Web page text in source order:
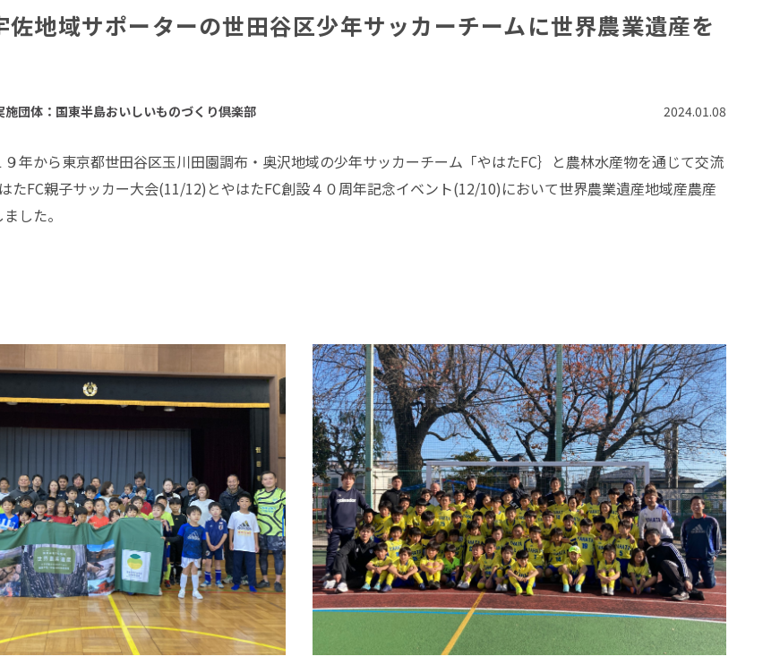
佐地域サポーターの世田谷区少年サッカーチームに世界農業遺産を
施団体：国東半島おいしいものづくり倶楽部 2024.01.08
年から東京都世田谷区玉川田園調布・奥沢地域の少年サッカーチーム「やはたFC｝と農林水産物を通じて交流
たFC親子サッカー大会(11/12)とやはたFC創設４０周年記念イベント(12/10)において世界農業遺産地域産農産
した。